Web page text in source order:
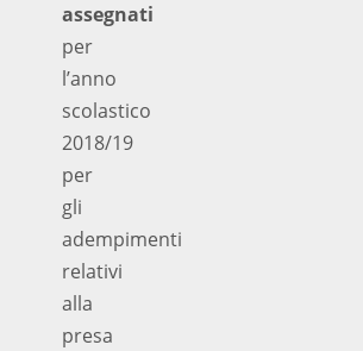
assegnati
per
l’anno
scolastico
2018/19
per
gli
adempimenti
relativi
alla
presa